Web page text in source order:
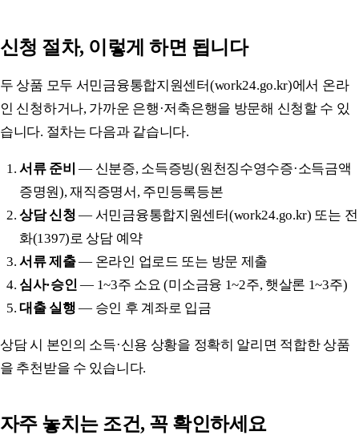
신청 절차, 이렇게 하면 됩니다
두 상품 모두 서민금융통합지원센터(work24.go.kr)에서 온라
인 신청하거나, 가까운 은행·저축은행을 방문해 신청할 수 있
습니다. 절차는 다음과 같습니다.
서류 준비 — 신분증, 소득증빙(원천징수영수증·소득금액
증명원), 재직증명서, 주민등록등본
상담 신청 — 서민금융통합지원센터(work24.go.kr) 또는 전
화(1397)로 상담 예약
서류 제출— 온라인 업로드 또는 방문 제출
심사·승인 — 1~3주 소요 (미소금융 1~2주, 햇살론 1~3주)
대출 실행 — 승인 후 계좌로 입금
상담 시 본인의 소득·신용 상황을 정확히 알리면 적합한 상품
을 추천받을 수 있습니다.
자주 놓치는 조건, 꼭 확인하세요